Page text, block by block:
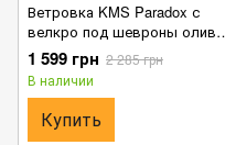
Ветровка KMS Paradox с
велкро под шевроны олива
размер S
1 599 грн 2 285 грн
В наличии
Купить